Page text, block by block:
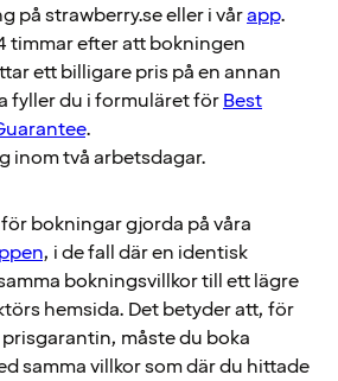
på strawberry.se eller i vårapp.
timmar efter att bokningen
ett billigare pris på en annan
fyller du i formuläret förBest
.
inom två arbetsdagar.
bokningar gjorda på våra
, i de fall där en identisk
bokningsvillkor till ett lägre
hemsida. Det betyder att, för
måste du boka
samma villkor som där du hittade